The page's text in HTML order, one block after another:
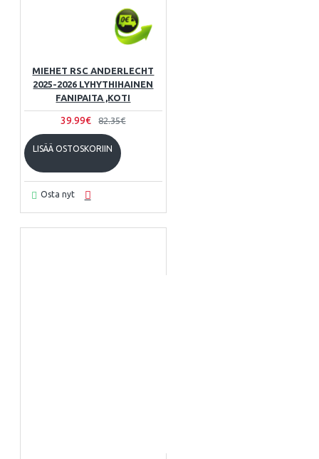
MIEHET RSC ANDERLECHT
2025-2026 LYHYTHIHAINEN
FANIPAITA ,KOTI
39.99€ 82.35€
LISÄÄ OSTOSKORIIN
Osta nyt